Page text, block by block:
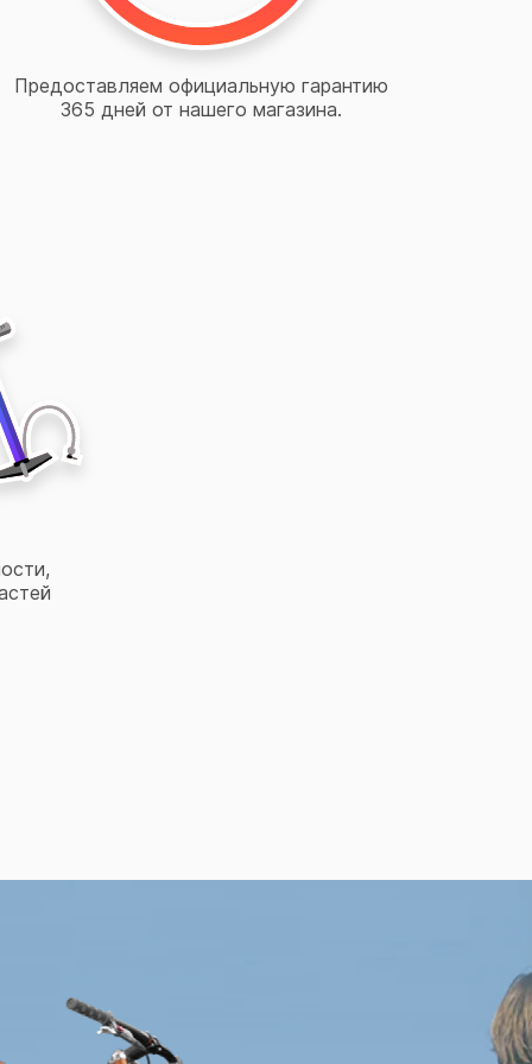
Предоставляем официальную гарантию
365 дней от нашего магазина.